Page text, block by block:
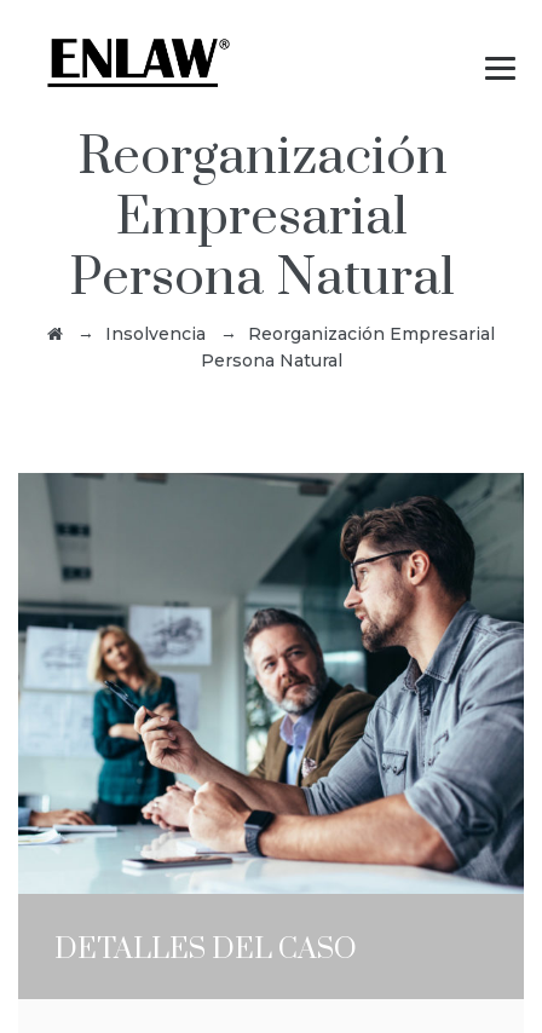
Reorganización
Empresarial
Persona Natural
→ Insolvencia →
Reorganización Empresarial
Persona Natural
DETALLES DEL CASO